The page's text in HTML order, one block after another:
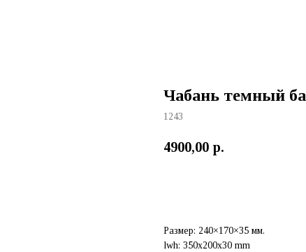
Чабань темный
1243
4900,00 р.
Размер: 240×170×35 мм.
lwh: 350x200x30 mm